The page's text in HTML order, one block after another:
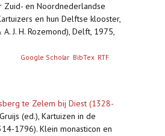
Zuid- en Noordnederlandse
en hun Delftse klooster,
J. H. Rozemond), Delft, 1975,
Google Scholar BibTex RTF
te Zelem bij Diest (1328-
(ed.), Kartuizen in de
1796). Klein monasticon en